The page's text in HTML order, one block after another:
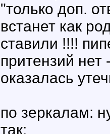
"только доп.
встанет как
ставили !!!!
притензий
оказалась
по зеркалам:
так: